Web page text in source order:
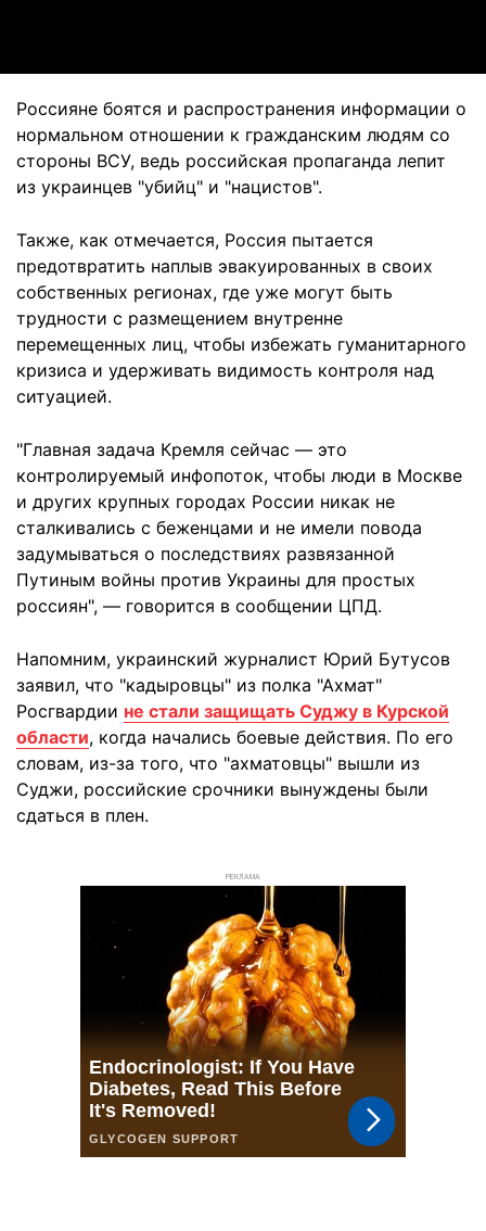
Россияне боятся и распространения информации о
нормальном отношении к гражданским людям со
стороны ВСУ, ведь российская пропаганда лепит
из украинцев "убийц" и "нацистов".
Также, как отмечается, Россия пытается
предотвратить наплыв эвакуированных в своих
собственных регионах, где уже могут быть
трудности с размещением внутренне
перемещенных лиц, чтобы избежать гуманитарного
кризиса и удерживать видимость контроля над
ситуацией.
"Главная задача Кремля сейчас — это
контролируемый инфопоток, чтобы люди в Москве
и других крупных городах России никак не
сталкивались с беженцами и не имели повода
задумываться о последствиях развязанной
Путиным войны против Украины для простых
россиян", — говорится в сообщении ЦПД.
Напомним, украинский журналист Юрий Бутусов
заявил, что "кадыровцы" из полка "Ахмат"
Росгвардии не стали защищать Суджу в Курской
области, когда начались боевые действия. По его
словам, из-за того, что "ахматовцы" вышли из
Суджи, российские срочники вынуждены были
сдаться в плен.
РЕКЛАМА